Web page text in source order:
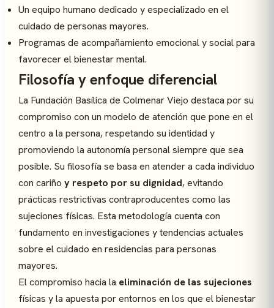
Un equipo humano dedicado y especializado en el
cuidado de personas mayores.
Programas de acompañamiento emocional y social para
favorecer el bienestar mental.
Filosofía y enfoque diferencial
La Fundación Basílica de Colmenar Viejo destaca por su
compromiso con un modelo de atención que pone en el
centro a la persona, respetando su identidad y
promoviendo la autonomía personal siempre que sea
posible. Su filosofía se basa en atender a cada individuo
con cariño y respeto por su dignidad, evitando
prácticas restrictivas contraproducentes como las
sujeciones físicas. Esta metodología cuenta con
fundamento en investigaciones y tendencias actuales
sobre el cuidado en residencias para personas
mayores.
El compromiso hacia la eliminación de las sujeciones
físicas y la apuesta por entornos en los que el bienestar